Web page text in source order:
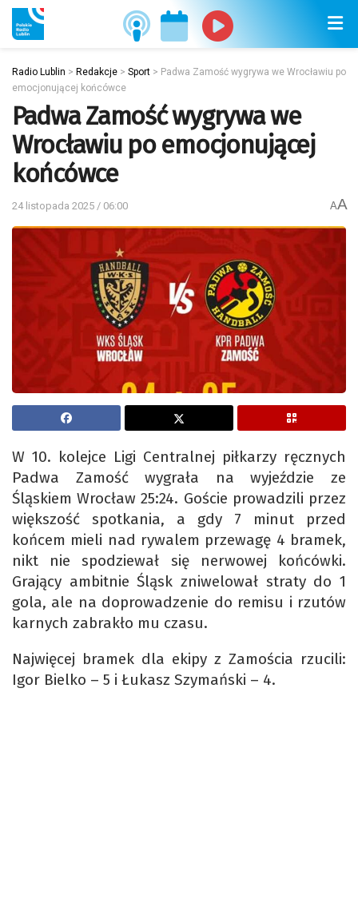
Radio Lublin > Redakcje > Sport > Padwa Zamość wygrywa we Wrocławiu po
emocjonującej końcówce
Padwa Zamość wygrywa we
Wrocławiu po emocjonującej
końcówce
24 listopada 2025 / 06:00 AA
W 10. kolejce Ligi Centralnej piłkarzy ręcznych
Padwa Zamość wygrała na wyjeździe ze
Śląskiem Wrocław 25:24. Goście prowadzili przez
większość spotkania, a gdy 7 minut przed
końcem mieli nad rywalem przewagę 4 bramek,
nikt nie spodziewał się nerwowej końcówki.
Grający ambitnie Śląsk zniwelował straty do 1
gola, ale na doprowadzenie do remisu i rzutów
karnych zabrakło mu czasu.
Najwięcej bramek dla ekipy z Zamościa rzucili:
Igor Bielko – 5 i Łukasz Szymański – 4.